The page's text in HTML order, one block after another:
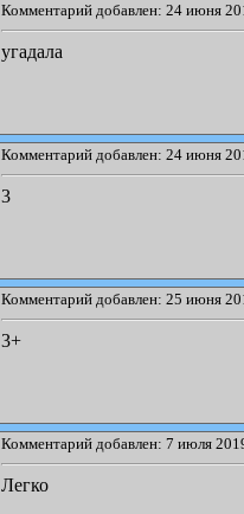
Комментарий добавлен: 24 июня
угадала
Комментарий добавлен: 24 июня
3
Комментарий добавлен: 25 июня
3+
Комментарий добавлен: 7 июля
Легко